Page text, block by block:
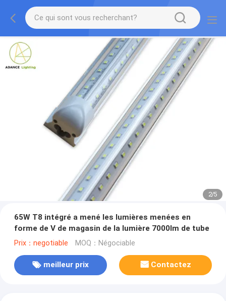
2/5
65W T8 intégré a mené les lumières menées en
forme de V de magasin de la lumière 7000lm de tube
Prix：negotiable MOQ：Négociable
meilleur prix Contactez